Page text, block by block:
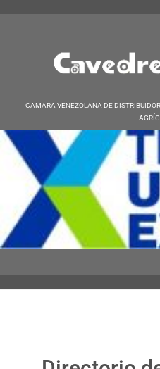
CAMARA VENEZOLANA DE